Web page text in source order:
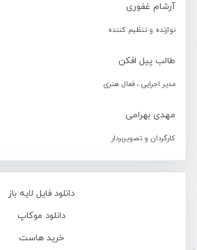
آرشام غفوری
نوازنده و تنظیم کننده
طالب پیل افکن
مدیر اجرایی ، فعال هنری
مهدی بهرامی
کارگردان و تصویربردار
دانلود فایل لایه باز
دانلود موکاپ
خرید هاست